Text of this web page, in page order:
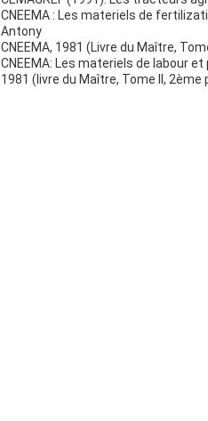
CNEEMA : Les materiels de
Antony
CNEEMA, 1981 (Livre du Maître,
CNEEMA: Les materiels de labour
1981 (livre du Maître, Tome II, 2ème